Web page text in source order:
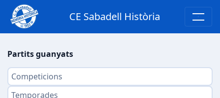
CE Sabadell Història
Partits guanyats